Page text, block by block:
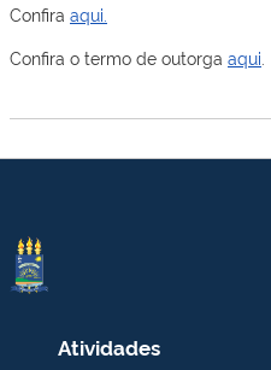
Confira aqui.
Confira o termo de outorga aqui
Atividades